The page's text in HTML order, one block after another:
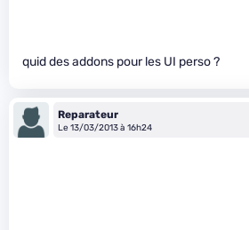
quid des addons pour les UI perso ?
Reparateur
Le 13/03/2013 à 16h24